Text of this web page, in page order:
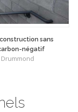
sans
négatif
Drummond